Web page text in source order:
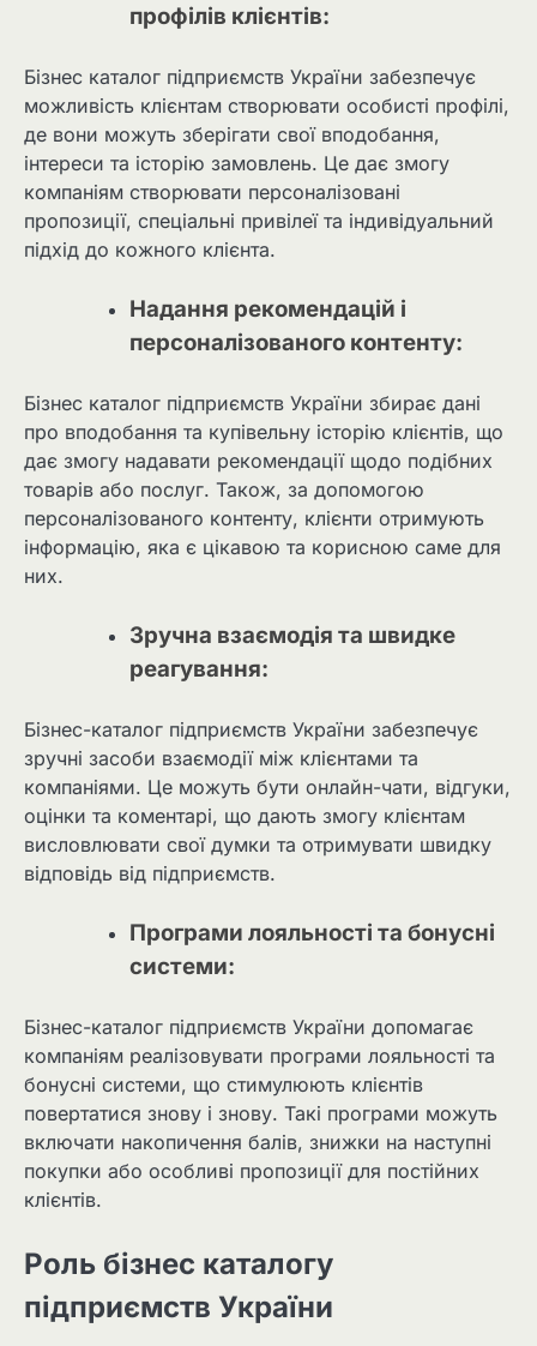
профілів клієнтів:
Бізнес каталог підприємств України забезпечує
можливість клієнтам створювати особисті профілі,
де вони можуть зберігати свої вподобання,
інтереси та історію замовлень. Це дає змогу
компаніям створювати персоналізовані
пропозиції, спеціальні привілеї та індивідуальний
підхід до кожного клієнта.
Надання рекомендацій і
персоналізованого контенту:
Бізнес каталог підприємств України збирає дані
про вподобання та купівельну історію клієнтів, що
дає змогу надавати рекомендації щодо подібних
товарів або послуг. Також, за допомогою
персоналізованого контенту, клієнти отримують
інформацію, яка є цікавою та корисною саме для
них.
Зручна взаємодія та швидке
реагування:
Бізнес-каталог підприємств України забезпечує
зручні засоби взаємодії між клієнтами та
компаніями. Це можуть бути онлайн-чати, відгуки,
оцінки та коментарі, що дають змогу клієнтам
висловлювати свої думки та отримувати швидку
відповідь від підприємств.
Програми лояльності та бонусні
системи:
Бізнес-каталог підприємств України допомагає
компаніям реалізовувати програми лояльності та
бонусні системи, що стимулюють клієнтів
повертатися знову і знову. Такі програми можуть
включати накопичення балів, знижки на наступні
покупки або особливі пропозиції для постійних
клієнтів.
Роль бізнес каталогу
підприємств України